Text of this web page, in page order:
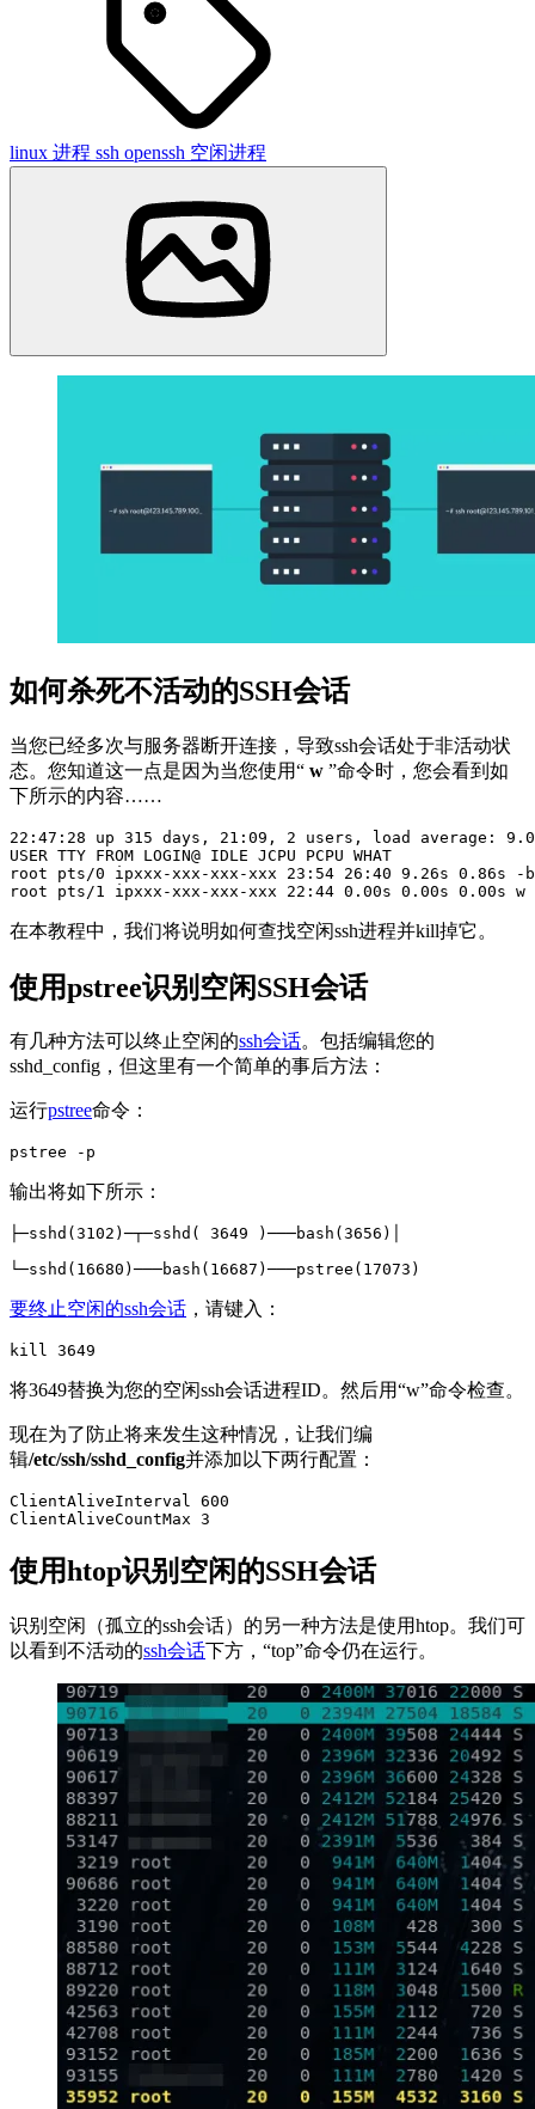
linux 进程 ssh openssh 空闲进程
如何杀死不活动的SSH会话
当您已经多次与服务器断开连接，导致ssh会话处于非活动状
态。您知道这一点是因为当您使用“ w ”命令时，您会看到如
下所示的内容……
22:47:28 up 315 days, 21:09, 2 users, load average:
USER TTY FROM LOGIN@ IDLE JCPU PCPU WHAT
root pts/0 ipxxx-xxx-xxx-xxx 23:54 26:40 9.26s 0.86s -
root pts/1 ipxxx-xxx-xxx-xxx 22:44 0.00s 0.00s 0.00s w
在本教程中，我们将说明如何查找空闲ssh进程并kill掉它。
使用pstree识别空闲SSH会话
有几种方法可以终止空闲的ssh会话。包括编辑您的
sshd_config，但这里有一个简单的事后方法：
运行pstree命令：
pstree -p
输出将如下所示：
├─sshd(3102)─┬─sshd( 3649 )───bash(3656)│
└─sshd(16680)───bash(16687)───pstree(17073)
要终止空闲的ssh会话 ，请键入：
kill 3649
将3649替换为您的空闲ssh会话进程ID。然后用“w”命令检查。
现在为了防止将来发生这种情况，让我们编
辑/etc/ssh/sshd_config并添加以下两行配置：
ClientAliveInterval 600
ClientAliveCountMax 3
使用htop识别空闲的SSH会话
识别空闲（孤立的ssh会话）的另一种方法是使用htop。我们可
以看到不活动的ssh会话下方，“top”命令仍在运行。